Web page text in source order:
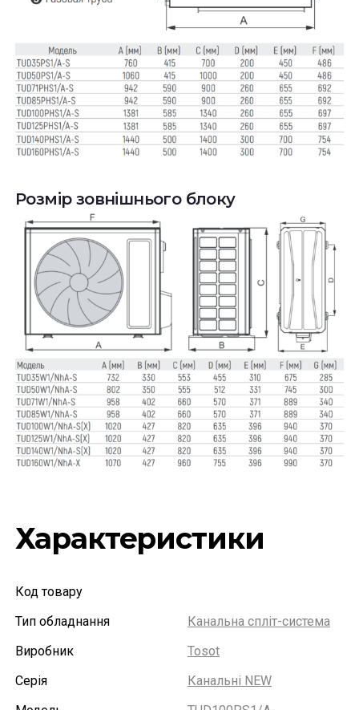
Розмір зовнішнього блоку
Характеристики
Код товару
Тип обладнання
Канальна спліт-система
Виробник
Tosot
Серія
Канальні NEW